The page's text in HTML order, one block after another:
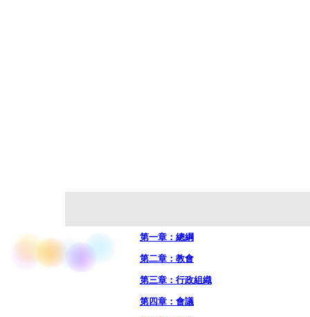
第一章：總綱
第二章：教會
第三章：行政組織
第四章：會議